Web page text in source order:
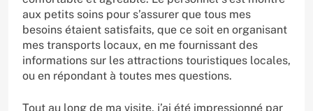
aux petits soins pour s’assurer que tous mes
besoins étaient satisfaits, que ce soit en organisant
mes transports locaux, en me fournissant des
informations sur les attractions touristiques locales,
ou en répondant à toutes mes questions.
Tout au long de ma visite, j’ai été impressionné par